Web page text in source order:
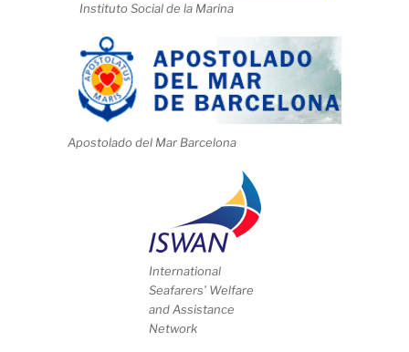
Instituto Social de la Marina
Apostolado del Mar Barcelona
International
Seafarers’ Welfare
and Assistance
Network